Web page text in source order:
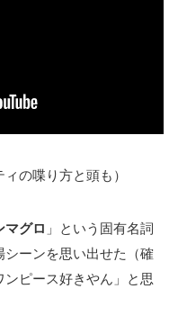
の喋り方と頭も）
マグロ 」という固有名詞
シーンを思い出せた（確
ピース好きやん」と思